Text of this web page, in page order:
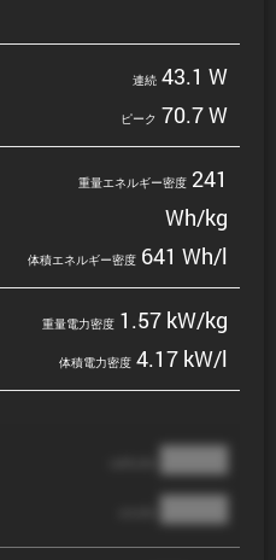
連続 43.1 W
ピーク 70.7 W
重量エネルギー密度 241
Wh/kg
体積エネルギー密度 641 Wh/l
重量電力密度 1.57 kW/kg
体積電力密度 4.17 kW/l
████
████